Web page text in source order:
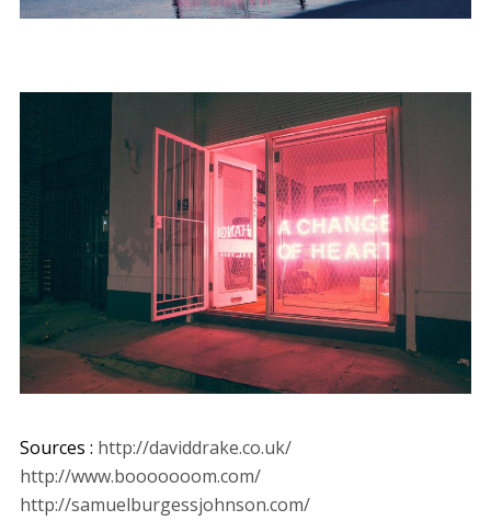
Sources : http://daviddrake.co.uk/
http://www.booooooom.com/
http://samuelburgessjohnson.com/